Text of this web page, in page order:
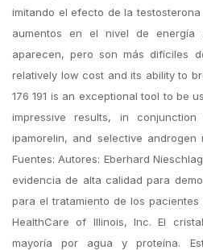
imitando el efecto de la
aumentos en el nivel de
aparecen, pero son más difíciles
relatively low cost and its ability to
176 191 is an exceptional tool to be
impressive results, in
ipamorelin, and selective androgen
Fuentes: Autores: Eberhard
evidencia de alta calidad para
para el tratamiento de los
HealthCare of Illinois, Inc. El
mayoría por agua y proteína.